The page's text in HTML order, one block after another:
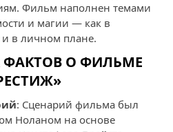
Фильм наполнен темами
и магии — как в
в личном плане.
ФАКТОВ О ФИЛЬМЕ
: Сценарий фильма был
Ноланом на основе